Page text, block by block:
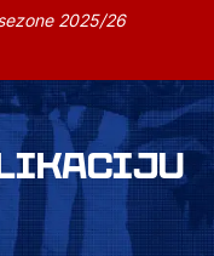
2025/26